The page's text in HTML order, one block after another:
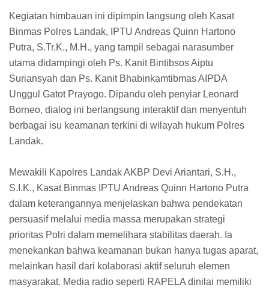
Kegiatan himbauan ini dipimpin langsung oleh Kasat
Binmas Polres Landak, IPTU Andreas Quinn Hartono
Putra, S.Tr.K., M.H., yang tampil sebagai narasumber
utama didampingi oleh Ps. Kanit Bintibsos Aiptu
Suriansyah dan Ps. Kanit Bhabinkamtibmas AIPDA
Unggul Gatot Prayogo. Dipandu oleh penyiar Leonard
Borneo, dialog ini berlangsung interaktif dan menyentuh
berbagai isu keamanan terkini di wilayah hukum Polres
Landak.
Mewakili Kapolres Landak AKBP Devi Ariantari, S.H.,
S.I.K., Kasat Binmas IPTU Andreas Quinn Hartono Putra
dalam keterangannya menjelaskan bahwa pendekatan
persuasif melalui media massa merupakan strategi
prioritas Polri dalam memelihara stabilitas daerah. Ia
menekankan bahwa keamanan bukan hanya tugas aparat,
melainkan hasil dari kolaborasi aktif seluruh elemen
masyarakat. Media radio seperti RAPELA dinilai memiliki